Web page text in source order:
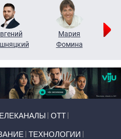
Мария
Фомина
ОТТ
ТЕХНОЛОГИИ